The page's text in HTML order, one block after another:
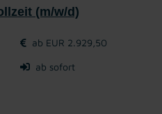
(m/w/d)
ab EUR 2.929,50
ab sofort